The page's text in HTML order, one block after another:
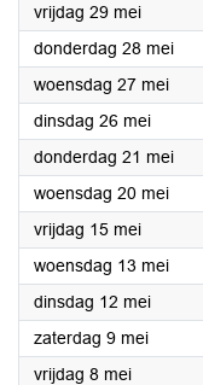
vrijdag 29 mei2026
donderdag 28 mei2026
woensdag 27 mei2026
dinsdag 26 mei2026
donderdag 21 mei2026
woensdag 20 mei2026
vrijdag 15 mei2026
woensdag 13 mei2026
dinsdag 12 mei2026
zaterdag 9 mei2026
vrijdag 8 mei2026